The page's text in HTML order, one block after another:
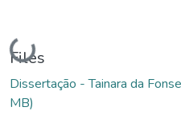
Loading...
Files
Dissertação - Tainara da
MB)